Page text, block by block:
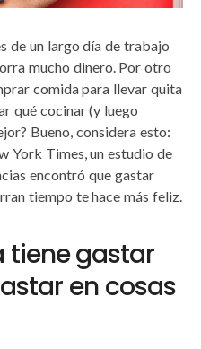
de un largo día de trabajo
mucho dinero. Por otro
comida para llevar quita
qué cocinar (y luego
Bueno, considera esto:
York Times, un estudio de
encontró que gastar
tiempo te hace más feliz.
tiene gastar
en cosas